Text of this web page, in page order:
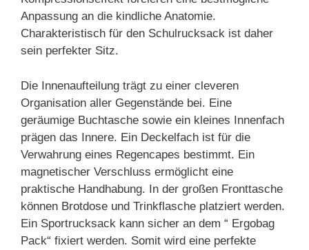
Anpassung an die kindliche Anatomie.
Charakteristisch für den Schulrucksack ist daher
sein perfekter Sitz.
Die Innenaufteilung trägt zu einer cleveren
Organisation aller Gegenstände bei. Eine
geräumige Buchtasche sowie ein kleines Innenfach
prägen das Innere. Ein Deckelfach ist für die
Verwahrung eines Regencapes bestimmt. Ein
magnetischer Verschluss ermöglicht eine
praktische Handhabung. In der großen Fronttasche
können Brotdose und Trinkflasche platziert werden.
Ein Sportrucksack kann sicher an dem “ Ergobag
Pack“ fixiert werden. Somit wird eine perfekte